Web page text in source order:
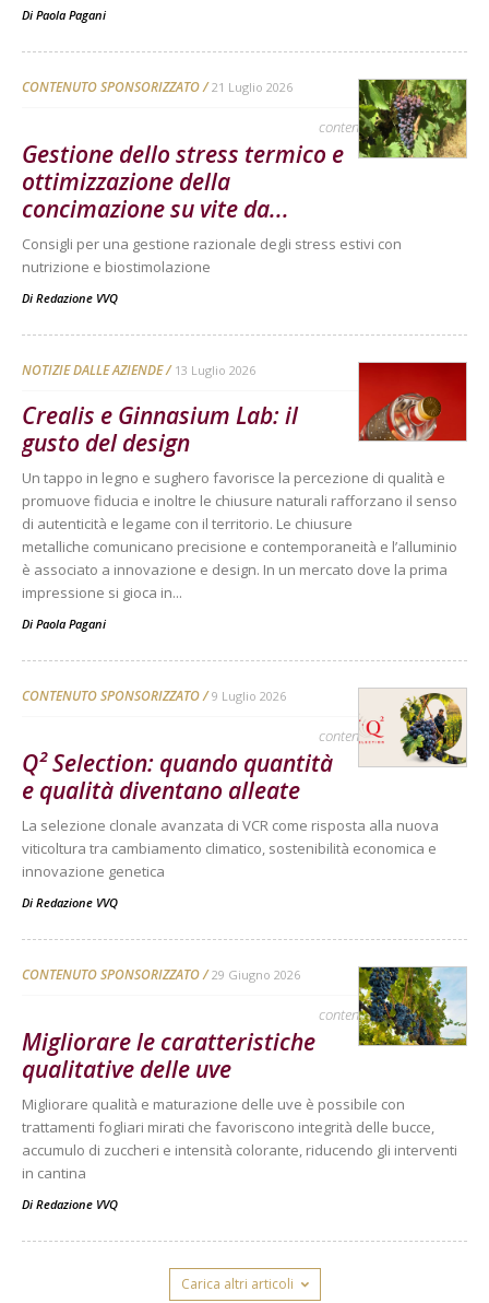
Di Paola Pagani
CONTENUTO SPONSORIZZATO 21 Luglio 2026
contenuto sponsorizzato
Gestione dello stress termico e
ottimizzazione della
concimazione su vite da...
Consigli per una gestione razionale degli stress estivi con
nutrizione e biostimolazione
Di Redazione VVQ
NOTIZIE DALLE AZIENDE 13 Luglio 2026
Crealis e Ginnasium Lab: il
gusto del design
Un tappo in legno e sughero favorisce la percezione di qualità e
promuove fiducia e inoltre le chiusure naturali rafforzano il senso
di autenticità e legame con il territorio. Le chiusure
metalliche comunicano precisione e contemporaneità e l’alluminio
è associato a innovazione e design. In un mercato dove la prima
impressione si gioca in...
Di Paola Pagani
CONTENUTO SPONSORIZZATO 9 Luglio 2026
contenuto sponsorizzato
Q² Selection: quando quantità
e qualità diventano alleate
La selezione clonale avanzata di VCR come risposta alla nuova
viticoltura tra cambiamento climatico, sostenibilità economica e
innovazione genetica
Di Redazione VVQ
CONTENUTO SPONSORIZZATO 29 Giugno 2026
contenuto sponsorizzato
Migliorare le caratteristiche
qualitative delle uve
Migliorare qualità e maturazione delle uve è possibile con
trattamenti fogliari mirati che favoriscono integrità delle bucce,
accumulo di zuccheri e intensità colorante, riducendo gli interventi
in cantina
Di Redazione VVQ
Carica altri articoli